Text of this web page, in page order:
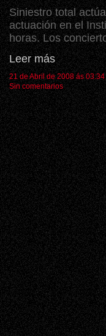
Siniestro total
actuación en el
horas. Los
Leer más
21 de Abril de 2008 ás 03:34
Sin comentarios